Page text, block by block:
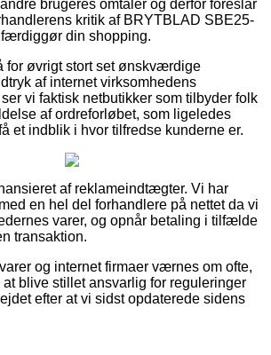
brugeres omtaler og derfor foreslår
kritik af BRYTBLAD SBE25-
din shopping.
for øvrigt stort set ønskværdige
af internet virksomhedens
vi faktisk netbutikker som tilbyder folk
af ordreforløbet, som ligeledes
et indblik i hvor tilfredse kunderne er.
af reklameindtægter. Vi har
en hel del forhandlere på nettet da vi
varer, og opnår betaling i tilfælde
transaktion.
og internet firmaer værnes om ofte,
blive stillet ansvarlig for reguleringer
efter at vi sidst opdaterede sidens